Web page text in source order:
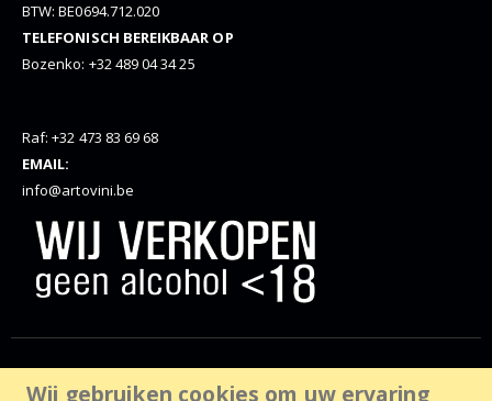
Wij gebruiken cookies om uw ervaring
BTW: BE0694.712.020
TELEFONISCH BEREIKBAAR OP
Bozenko: +32 489 04 34 25
Raf: +32 473 83 69 68
EMAIL:
info@artovini.be
© Artovini. 2025. Alle rechten voorbehouden, website door